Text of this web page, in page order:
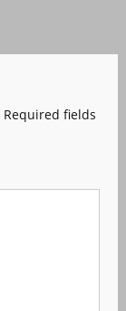
Required fields